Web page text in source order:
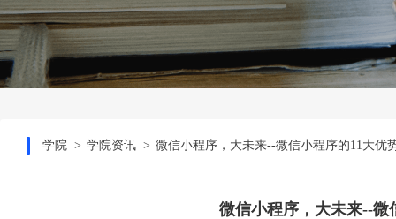
学院 学院资讯 微信小程序，大未来--微信小程序的11大优
微信小程序，大未来--微